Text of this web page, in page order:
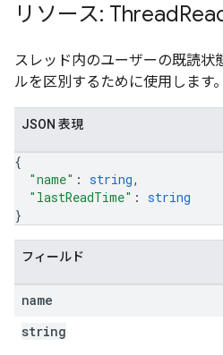
リソース: Thread
スレッド内のユーザーの既読状
ルを区別するために使用します。
JSON 表現
{
"name" : string,
"lastReadTime" : string
}
フィールド
name
string